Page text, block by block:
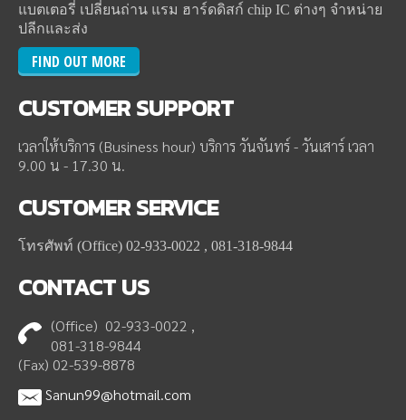
แบตเตอรี่ เปลี่ยนถ่าน แรม ฮาร์ดดิสก์ chip IC ต่างๆ จำหน่าย
ปลีกและส่ง
FIND OUT MORE
CUSTOMERSUPPORT
เวลาให้บริการ (Business hour) บริการ วันจันทร์ - วันเสาร์ เวลา
9.00 น - 17.30 น.
CUSTOMERSERVICE
โทรศัพท์ (Office) 02-933-0022 , 081-318-9844
CONTACTUS
(Office) 02-933-0022 ,
081-318-9844
(Fax) 02-539-8878
Sanun99@hotmail.com